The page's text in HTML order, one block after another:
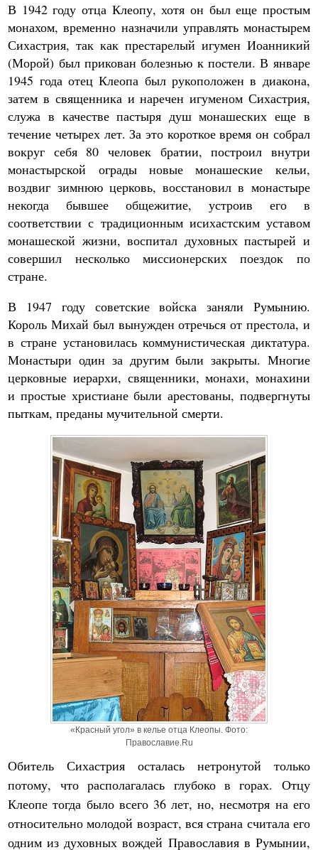
В 1942 году отца Клеопу, хотя он был еще простым
монахом, временно назначили управлять монастырем
Сихастрия, так как престарелый игумен Иоанникий
(Морой) был прикован болезнью к постели. В январе
1945 года отец Клеопа был рукоположен в диакона,
затем в священника и наречен игуменом Сихастрия,
служа в качестве пастыря душ монашеских еще в
течение четырех лет. За это короткое время он собрал
вокруг себя 80 человек братии, построил внутри
монастырской ограды новые монашеские кельи,
воздвиг зимнюю церковь, восстановил в монастыре
некогда бывшее общежитие, устроив его в
соответствии с традиционным исихастским уставом
монашеской жизни, воспитал духовных пастырей и
совершил несколько миссионерских поездок по
стране.
В 1947 году советские войска заняли Румынию.
Король Михай был вынужден отречься от престола, и
в стране установилась коммунистическая диктатура.
Монастыри один за другим были закрыты. Многие
церковные иерархи, священники, монахи, монахини
и простые христиане были арестованы, подвергнуты
пыткам, преданы мучительной смерти.
«Красный угол» в келье отца Клеопы. Фото:
Православие.Ru
Обитель Сихастрия осталась нетронутой только
потому, что располагалась глубоко в горах. Отцу
Клеопе тогда было всего 36 лет, но, несмотря на его
относительно молодой возраст, вся страна считала его
одним из духовных вождей Православия в Румынии,